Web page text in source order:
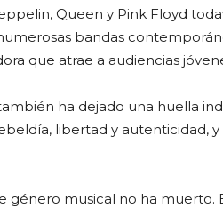
Queen y Pink Floyd
bandas
que atrae a audiencias
ha dejado una huella
libertad y autenticidad, y
género musical no ha muerto.